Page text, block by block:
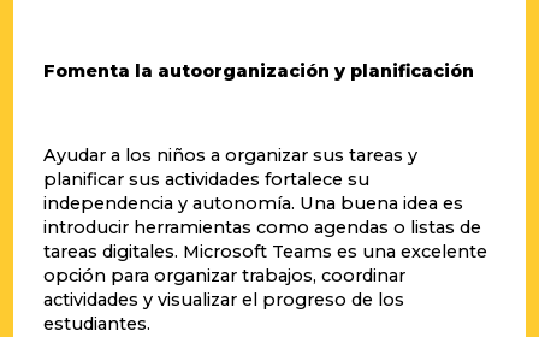
Fomenta la autoorganización y planificación
Ayudar a los niños a organizar sus tareas y
planificar sus actividades fortalece su
independencia y autonomía. Una buena idea es
introducir herramientas como agendas o listas de
tareas digitales. Microsoft Teams es una excelente
opción para organizar trabajos, coordinar
actividades y visualizar el progreso de los
estudiantes.